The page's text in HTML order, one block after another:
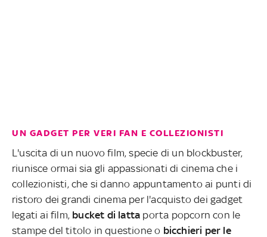
UN GADGET PER VERI FAN E COLLEZIONISTI
L'uscita di un nuovo film, specie di un blockbuster,
riunisce ormai sia gli appassionati di cinema che i
collezionisti, che si danno appuntamento ai punti di
ristoro dei grandi cinema per l'acquisto dei gadget
legati ai film, bucket di latta porta popcorn con le
stampe del titolo in questione o bicchieri per le